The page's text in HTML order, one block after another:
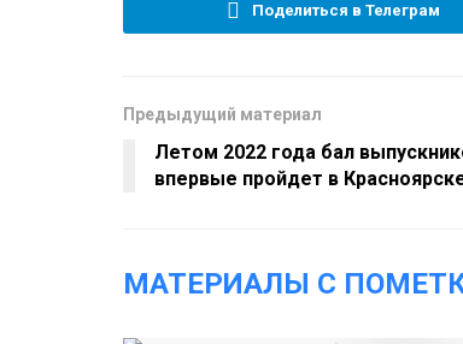
Поделиться в Телеграм
Предыдущий материал
Летом 2022 года бал
впервые пройдет в
МАТЕРИАЛЫ С